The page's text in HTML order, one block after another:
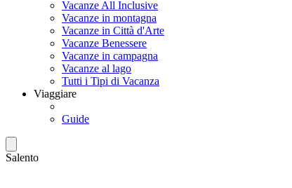
Vacanze All Inclusive
Vacanze in montagna
Vacanze in Città d'Arte
Vacanze Benessere
Vacanze in campagna
Vacanze al lago
Tutti i Tipi di Vacanza
Viaggiare
Guide
Salento